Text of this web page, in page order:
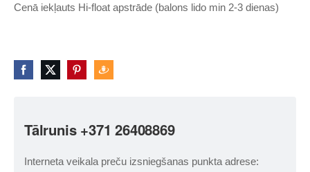
Tālrunis +371 26408869
Interneta veikala preču izsniegšanas punkta adrese:
Cenā iekļauts Hi-float apstrāde (balons lido min 2-3 dienas)